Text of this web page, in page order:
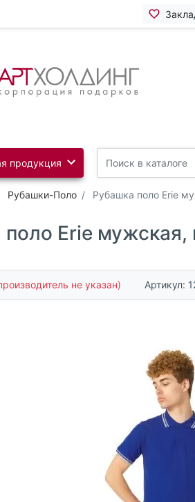
продукция
Рубашки-Поло Рубашка поло Erie
Erie мужская,
не указан) Артикул: